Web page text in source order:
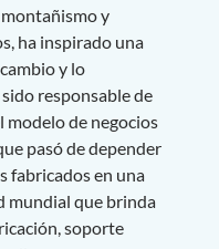
y
ha inspirado una
y lo
responsable de
de negocios
pasó de depender
fabricados en una
mundial que brinda
soporte